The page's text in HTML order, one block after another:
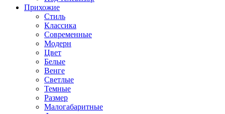
Прихожие
Стиль
Классика
Современные
Модерн
Цвет
Белые
Венге
Светлые
Темные
Размер
Малогабаритные